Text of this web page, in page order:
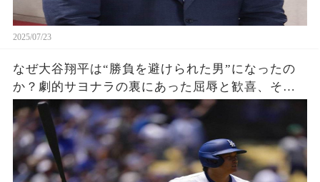
2025/07/23
なぜ大谷翔平は“勝負を避けられた男”になったの
か？劇的サヨナラの裏にあった屈辱と歓喜、その
瞬間をあなたはどう見る？